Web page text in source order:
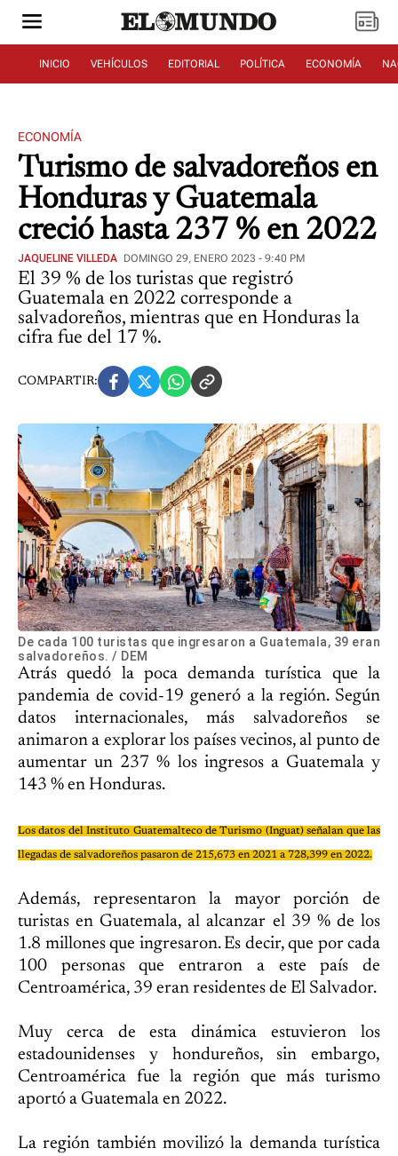
INICIO VEHÍCULOS EDITORIAL POLÍTICA ECONOMÍA
ECONOMÍA
Turismo de salvadoreños en
Honduras y Guatemala
creció hasta 237 % en 2022
JAQUELINE VILLEDA DOMINGO 29, ENERO 2023 - 9:40 PM
El 39 % de los turistas que registró
Guatemala en 2022 corresponde a
salvadoreños, mientras que en Honduras la
cifra fue del 17 %.
COMPARTIR:
De cada 100 turistas que ingresaron a Guatemala, 39 eran
salvadoreños. / DEM
Atrás quedó la poca demanda turística que la
pandemia de covid-19 generó a la región. Según
datos internacionales, más salvadoreños se
animaron a explorar los países vecinos, al punto de
aumentar un 237 % los ingresos a Guatemala y
143 % en Honduras.
Los datos del Instituto Guatemalteco de Turismo (Inguat) señalan que las
llegadas de salvadoreños pasaron de 215,673 en 2021 a 728,399 en 2022.
Además, representaron la mayor porción de
turistas en Guatemala, al alcanzar el 39 % de los
1.8 millones que ingresaron. Es decir, que por cada
100 personas que entraron a este país de
Centroamérica, 39 eran residentes de El Salvador.
Muy cerca de esta dinámica estuvieron los
estadounidenses y hondureños, sin embargo,
Centroamérica fue la región que más turismo
aportó a Guatemala en 2022.
La región también movilizó la demanda turística